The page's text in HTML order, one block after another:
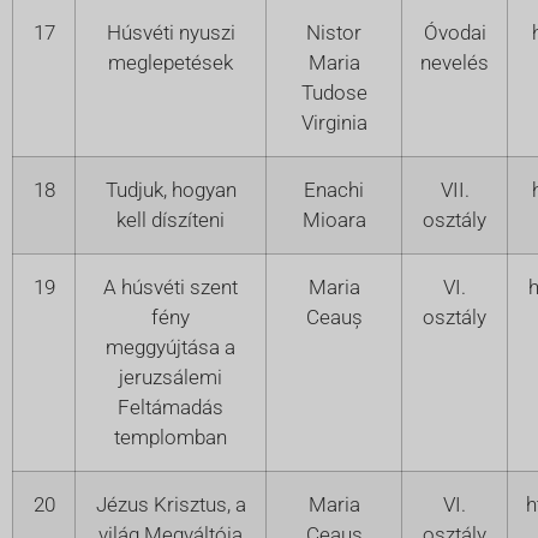
17
Húsvéti nyuszi
meglepetések
Nistor
Maria
Tudose
Virginia
Óvodai
nevelés
18
Tudjuk, hogyan
kell díszíteni
Enachi
Mioara
VII.
osztály
19
A húsvéti szent
fény
meggyújtása a
jeruzsálemi
Feltámadás
templomban
Maria
Ceauș
VI.
osztály
20
Jézus Krisztus, a
Maria
VI.